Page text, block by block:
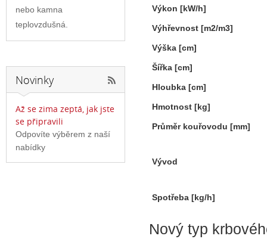
Výkon
Výhřevnost [m2/m3]
Výška [cm]
Šířka [cm]
Hloubka [cm]
Hmotnost [kg]
Průměr kouřovodu [mm]
Vývod
Spotřeba [kg/h]
Nový typ
nebo kamna
teplovzdušná.
Novinky
Až se zima zeptá, jak jste
se připravili
Odpovíte výběrem z naší
nabídky